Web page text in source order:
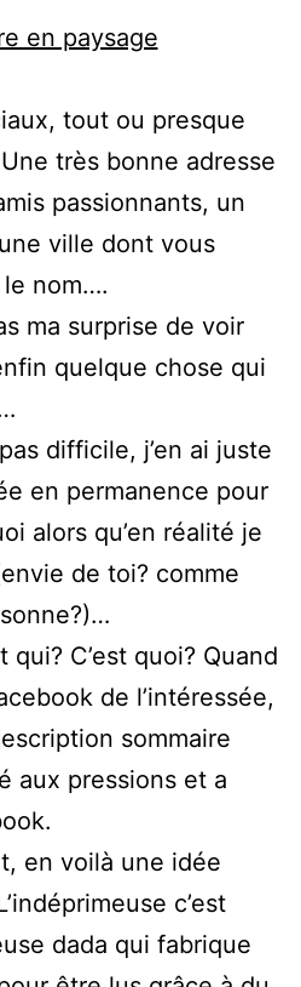
tout ou presque
très bonne adresse
passionnants, un
ville dont vous
le nom….
ma surprise de voir
quelque chose qui
difficile, j’en ai juste
en permanence pour
alors qu’en réalité je
de toi? comme
qui? C’est quoi? Quand
de l’intéressée,
sommaire
aux pressions et a
en voilà une idée
c’est
dada qui fabrique